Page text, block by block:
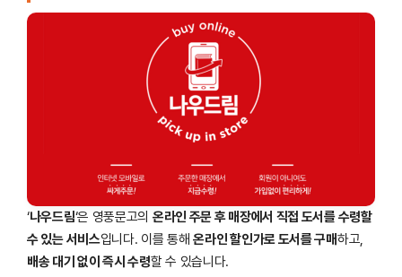
‘나우드림‘은 영풍문고의 온라인 주문 후 매장에서 직접 도서를 수령할
수 있는 서비스입니다. 이를 통해온라인 할인가로 도서를 구매하고,
배송 대기 없이 즉시 수령할 수 있습니다.